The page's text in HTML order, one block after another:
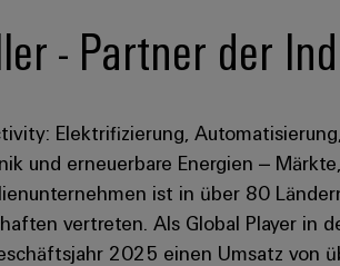
- Partner der
Elektrifizierung,
und erneuerbare Energien –
ist in über 80
vertreten. Als Global Player in
2025 einen Umsatz von